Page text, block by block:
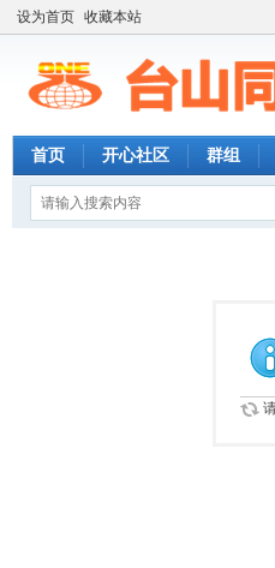
设为首页 收藏本站
首页 开心社区 群组